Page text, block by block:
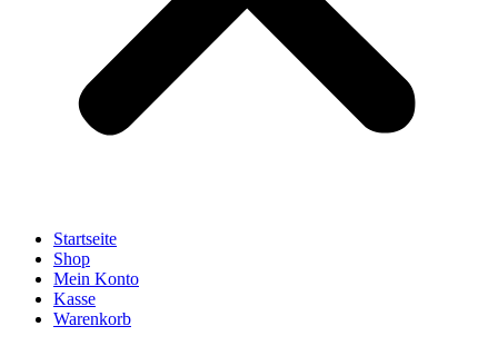
Startseite
Shop
Mein Konto
Kasse
Warenkorb